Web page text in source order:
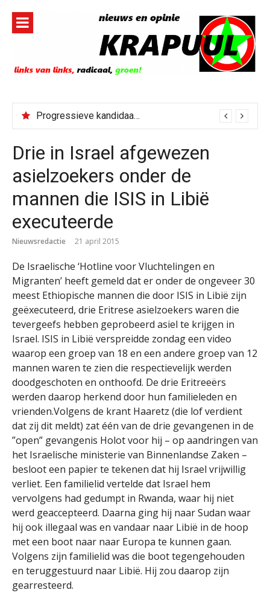
inhoud
Progressieve kandidaat El-Sayed senaatskandidaat Michigan
Drie in Israel afgewezen
asielzoekers onder de
mannen die ISIS in Libië
executeerde
Nieuwsredactie 21 april 2015
De Israelische ‘Hotline voor Vluchtelingen en
Migranten’ heeft gemeld dat er onder de ongeveer 30
meest Ethiopische mannen die door ISIS in Libië zijn
geëxecuteerd, drie Eritrese asielzoekers waren die
tevergeefs hebben geprobeerd asiel te krijgen in
Israel. ISIS in Libië verspreidde zondag een video
waarop een groep van 18 en een andere groep van 12
mannen waren te zien die respectievelijk werden
doodgeschoten en onthoofd. De drie Eritreeërs
werden daarop herkend door hun familieleden en
vrienden.Volgens de krant Haaretz (die lof verdient
dat zij dit meldt) zat één van de drie gevangenen in de
”open” gevangenis Holot voor hij – op aandringen van
het Israelische ministerie van Binnenlandse Zaken –
besloot een papier te tekenen dat hij Israel vrijwillig
verliet. Een familielid vertelde dat Israel hem
vervolgens had gedumpt in Rwanda, waar hij niet
werd geaccepteerd. Daarna ging hij naar Sudan waar
hij ook illegaal was en vandaar naar Libië in de hoop
met een boot naar naar Europa te kunnen gaan.
Volgens zijn familielid was die boot tegengehouden
en teruggestuurd naar Libië. Hij zou daarop zijn
gearresteerd.